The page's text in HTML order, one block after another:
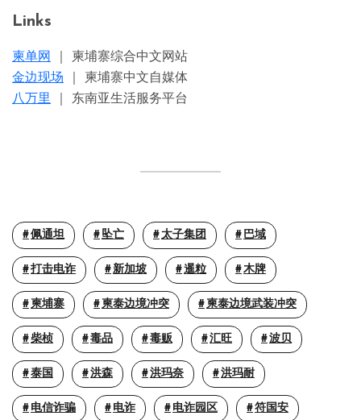
Links
柬单网
｜ 柬埔寨综合中文网站
金边现场 ｜ 柬埔寨中文自媒体
八万里 ｜ 东南亚生活服务平台
佩通坦 坠亡 太子集团 巴域
打击电诈 新加坡 暹粒 木牌
柬埔寨 柬泰边境冲突 柬泰边境武装冲突
柴桢 毒品 毒贩 汇旺 波贝
泰国 洪森 洪玛奈 洪玛耐
电信诈骗 电诈 电诈园区 符国安